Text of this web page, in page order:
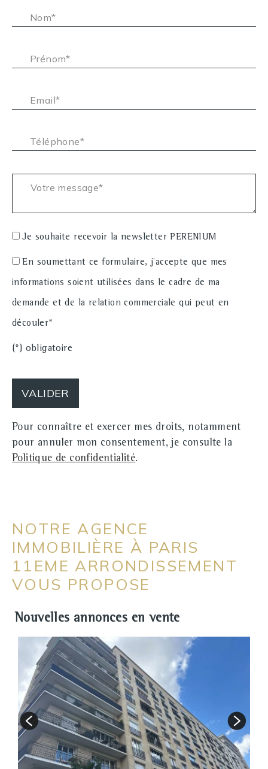
Votre message* :
Je souhaite recevoir la newsletter PERENIUM
En soumettant ce formulaire, j'accepte que mes
informations soient utilisées dans le cadre de ma
demande et de la relation commerciale qui peut en
découler*
(*) obligatoire
Pour connaître et exercer mes droits, notamment
pour annuler mon consentement, je consulte la
Politique de confidentialité.
NOTRE AGENCE
IMMOBILIÈRE À PARIS
11EME ARRONDISSEMENT
VOUS PROPOSE
Nouvelles annonces en vente